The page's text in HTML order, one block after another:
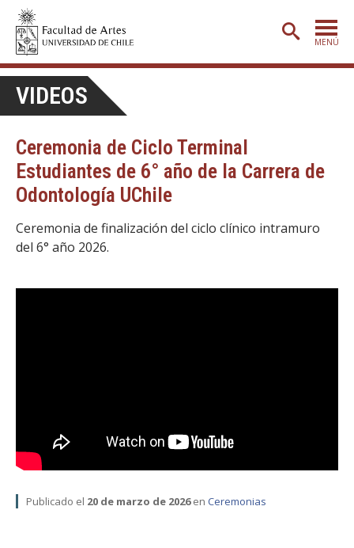
MENÚ
ETAPA BÁSICA
CARRERAS
POSTGRADO
EXTENSIÓN
VIDEOS
Ceremonia de Ciclo Terminal
Estudiantes de 6° año de la Carrera de
Odontología UChile
Ceremonia de finalización del ciclo clínico intramuro
del 6° año 2026.
Publicado el 20 de marzo de 2026en Ceremonias